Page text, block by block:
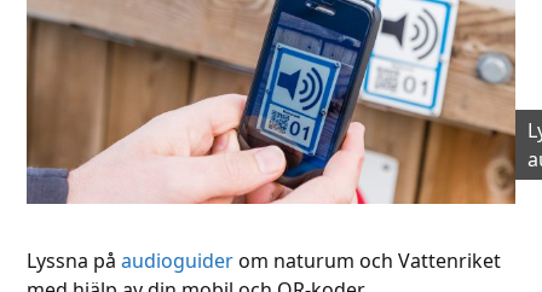
Lyssna påaudioguiderom naturum och Vattenriket